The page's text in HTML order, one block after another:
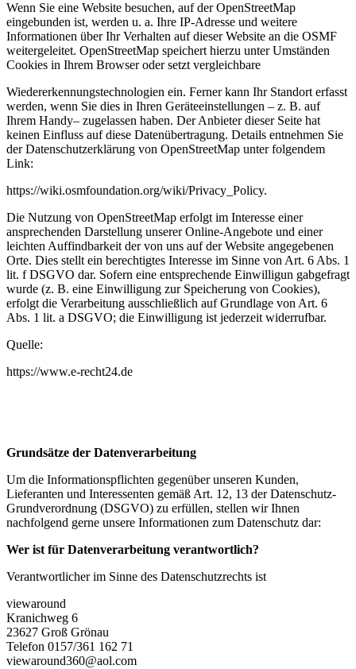
Wenn Sie eine Website besuchen, auf der OpenStreetMap
eingebunden ist, werden u. a. Ihre IP-Adresse und weitere
Informationen über Ihr Verhalten auf dieser Website an die OSMF
weitergeleitet. OpenStreetMap speichert hierzu unter Umständen
Cookies in Ihrem Browser oder setzt vergleichbare
Wiedererkennungstechnologien ein. Ferner kann Ihr Standort erfasst
werden, wenn Sie dies in Ihren Geräteeinstellungen – z. B. auf
Ihrem Handy– zugelassen haben. Der Anbieter dieser Seite hat
keinen Einfluss auf diese Datenübertragung. Details entnehmen Sie
der Datenschutzerklärung von OpenStreetMap unter folgendem
Link:
https://wiki.osmfoundation.org/wiki/Privacy_Policy.
Die Nutzung von OpenStreetMap erfolgt im Interesse einer
ansprechenden Darstellung unserer Online-Angebote und einer
leichten Auffindbarkeit der von uns auf der Website angegebenen
Orte. Dies stellt ein berechtigtes Interesse im Sinne von Art. 6 Abs. 1
lit. f DSGVO dar. Sofern eine entsprechende Einwilligun gabgefragt
wurde (z. B. eine Einwilligung zur Speicherung von Cookies),
erfolgt die Verarbeitung ausschließlich auf Grundlage von Art. 6
Abs. 1 lit. a DSGVO; die Einwilligung ist jederzeit widerrufbar.
Quelle:
https://www.e-recht24.de
Grundsätze der Datenverarbeitung
Um die Informationspflichten gegenüber unseren Kunden,
Lieferanten und Interessenten gemäß Art. 12, 13 der Datenschutz-
Grundverordnung (DSGVO) zu erfüllen, stellen wir Ihnen
nachfolgend gerne unsere Informationen zum Datenschutz dar:
Wer ist für Datenverarbeitung verantwortlich?
Verantwortlicher im Sinne des Datenschutzrechts ist
viewaround
Kranichweg 6
23627 Groß Grönau
Telefon 0157/361 162 71
viewaround360@aol.com